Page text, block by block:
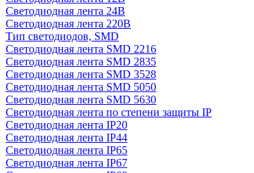
Светодиодная лента 24В
Светодиодная лента 220В
Тип светодиодов, SMD
Cветодиодная лента SMD 2216
Светодиодная лента SMD 2835
Светодиодная лента SMD 3528
Светодиодная лента SMD 5050
Светодиодная лента SMD 5630
Светодиодная лента по степени защиты IP
Светодиодная лента IP20
Светодиодная лента IP44
Светодиодная лента IP65
Светодиодная лента IP67